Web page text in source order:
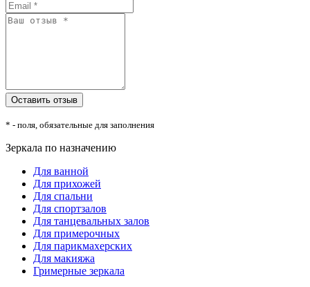
* - поля, обязательные для заполнения
Зеркала по назначению
Для ванной
Для прихожей
Для спальни
Для спортзалов
Для танцевальных залов
Для примерочных
Для парикмахерских
Для макияжа
Гримерные зеркала